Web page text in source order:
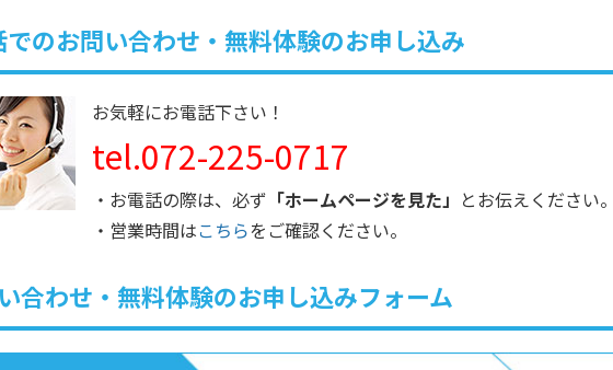
でのお問い合わせ・無料体験のお申し込み
お気軽にお電話下さい！
tel.072-225-0717
・お電話の際は、必ず 「ホームページを見た」 とお伝えください
・営業時間はこちらをご確認ください。
合わせ・無料体験のお申し込みフォーム